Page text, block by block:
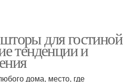
для гостиной
тенденции и
дома, место, где